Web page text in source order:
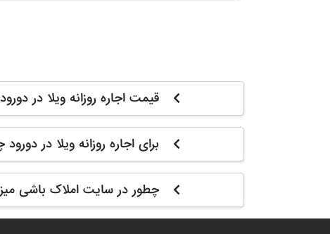
قیمت اجاره روزانه ویلا در
برای اجاره روزانه ویلا در
چطور در سایت املاک باشی